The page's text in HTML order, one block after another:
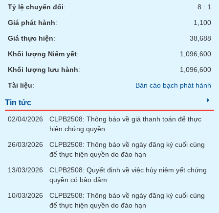
Tỷ lệ chuyển đổi:
8 : 1
Giá phát hành:
1,100
Giá thực hiện:
38,688
Khối lượng Niêm yết:
1,096,600
Khối lượng lưu hành:
1,096,600
Tài liệu: Bản cáo bạch phát hành
Tin tức
02/04/2026
CLPB2508: Thông báo về giá thanh toán để thực
hiện chứng quyền
26/03/2026
CLPB2508: Thông báo về ngày đăng ký cuối cùng
để thực hiện quyền do đáo hạn
13/03/2026
CLPB2508: Quyết định về việc hủy niêm yết chứng
quyền có bảo đảm
10/03/2026
CLPB2508: Thông báo về ngày đăng ký cuối cùng
để thực hiện quyền do đáo hạn